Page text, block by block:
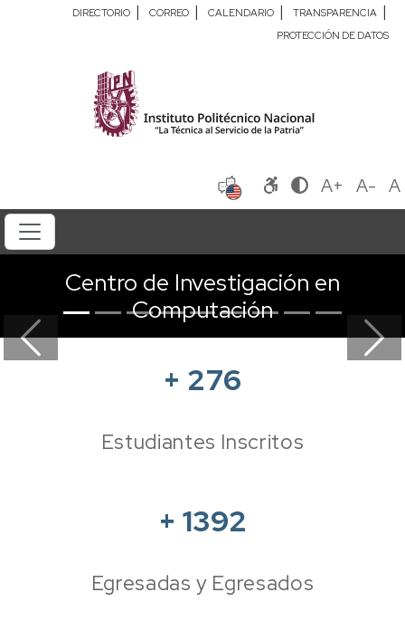
DIRECTORIO | CORREO | CALENDARIO | TRANSPARENCIA |
PROTECCIÓN DE DATOS
A+ A- A
Centro de Investigación en
Computación
Previous Next
+ 276
Estudiantes Inscritos
+ 1392
Egresadas y Egresados